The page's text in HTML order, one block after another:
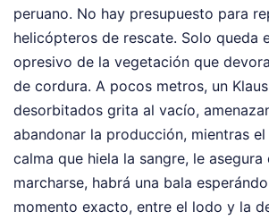
peruano. No hay presupuesto para
helicópteros de rescate. Solo queda
opresivo de la vegetación que
de cordura. A pocos metros, un
desorbitados grita al vacío,
abandonar la producción, mientras
calma que hiela la sangre, le asegura
marcharse, habrá una bala
momento exacto, entre el lodo y la